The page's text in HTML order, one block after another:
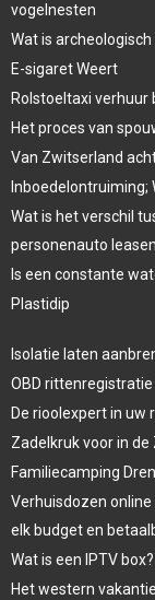
vogelnesten
Wat is
E-sigaret Weert
Rolstoeltaxi verhuur
Het proces van
Van Zwitserland
Inboedelontruiming;
Wat is het verschil
personenauto
Is een constante
Plastidip
Isolatie laten
OBD
De rioolexpert in uw
Zadelkruk voor in de
Familiecamping
Verhuisdozen
elk budget en
Wat is een IPTV box?
Het western